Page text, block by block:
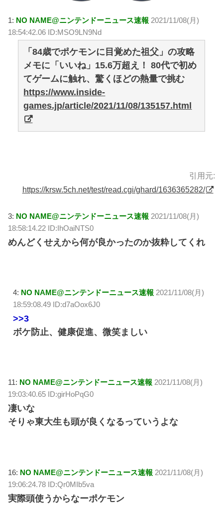
1: NO NAME@ニンテンドーニュース速報 2021/11/08(月)
18:54:42.06 ID:MSO9LN9Nd
「84歳でポケモンに目覚めた祖父」の攻略
メモに「いいね」15.6万超え！ 80代で初め
てゲームに触れ、驚くほどの熱量で挑む
https://www.inside-
games.jp/article/2021/11/08/135157.html
引用元:
https://krsw.5ch.net/test/read.cgi/ghard/1636365282/
3: NO NAME@ニンテンドーニュース速報 2021/11/08(月)
18:58:14.22 ID:IhOaiNTS0
めんどくせえから何が良かったのか抜粋してくれ
4: NO NAME@ニンテンドーニュース速報 2021/11/08(月)
18:59:08.49 ID:d7aOox6J0
>>3
ボケ防止、健康促進、微笑ましい
11: NO NAME@ニンテンドーニュース速報 2021/11/08(月)
19:03:40.65 ID:girHoPqG0
凄いな
そりゃ東大生も頭が良くなるっていうよな
16: NO NAME@ニンテンドーニュース速報 2021/11/08(月)
19:06:24.78 ID:Qr0MIb5va
実際頭使うからなーポケモン